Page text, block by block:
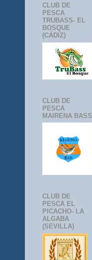
CLUB DE
PESCA
TRUBASS- EL
BOSQUE
(CÁDIZ)
CLUB DE
PESCA
MAIRENA BASS
CLUB DE
PESCA EL
PICACHO- LA
ALGABA
(SEVILLA)